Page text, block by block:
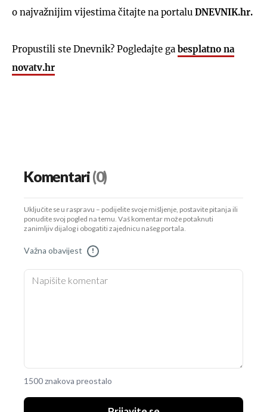
o najvažnijim vijestima čitajte na portalu DNEVNIK.hr.
Propustili ste Dnevnik? Pogledajte ga besplatno na
novatv.hr
Komentari(0)
Uključite se u raspravu – podijelite svoje mišljenje, postavite pitanja ili
ponudite svoj pogled na temu. Vaš komentar može potaknuti
zanimljiv dijalog i obogatiti zajednicu našeg portala.
Važna obavijest !
1500 znakova preostalo